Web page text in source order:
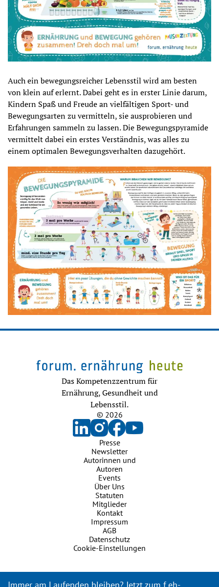
Auch ein bewegungsreicher Lebensstil wird am besten
von klein auf erlernt. Dabei geht es in erster Linie darum,
Kindern Spaß und Freude an vielfältigen Sport- und
Bewegungsarten zu vermitteln, sie ausprobieren und
Erfahrungen sammeln zu lassen. Die Bewegungspyramide
vermittelt dabei ein erstes Verständnis, was alles zu
einem optimalen Bewegungsverhalten dazugehört.
Das Kompetenzzentrum für
Ernährung, Gesundheit und
Lebensstil.
© 2026
Presse
Newsletter
Autorinnen und
Autoren
Events
Über Uns
Statuten
Mitglieder
Kontakt
Impressum
AGB
Datenschutz
Cookie-Einstellungen
Immer am Laufenden bleiben? Jetzt zum f.eh-